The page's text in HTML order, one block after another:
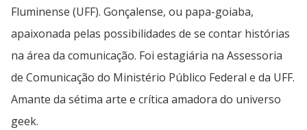
Fluminense (UFF). Gonçalense, ou papa-goiaba,
apaixonada pelas possibilidades de se contar histórias
na área da comunicação. Foi estagiária na Assessoria
de Comunicação do Ministério Público Federal e da UFF.
Amante da sétima arte e crítica amadora do universo
geek.